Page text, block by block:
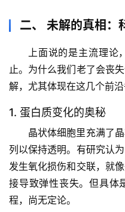
二、 未解的真相：
上面说的是主流理论
止。 为什么我们老了会丧
解，尤其体现在这几个前沿
1. 蛋白质变化的奥秘
晶状体细胞里充满了
列以保持透明。有研究认
发生氧化损伤和交联，就
接导致弹性丧失。但具体
程，尚无定论。